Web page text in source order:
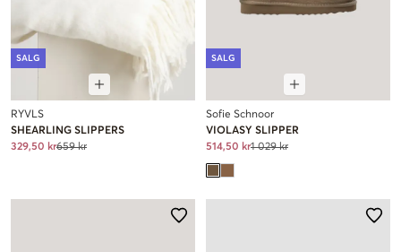
SALG
RYVLS
SHEARLING SLIPPERS
329,50 kr659 kr
SALG
Sofie Schnoor
VIOLASY SLIPPER
514,50 kr1 029 kr